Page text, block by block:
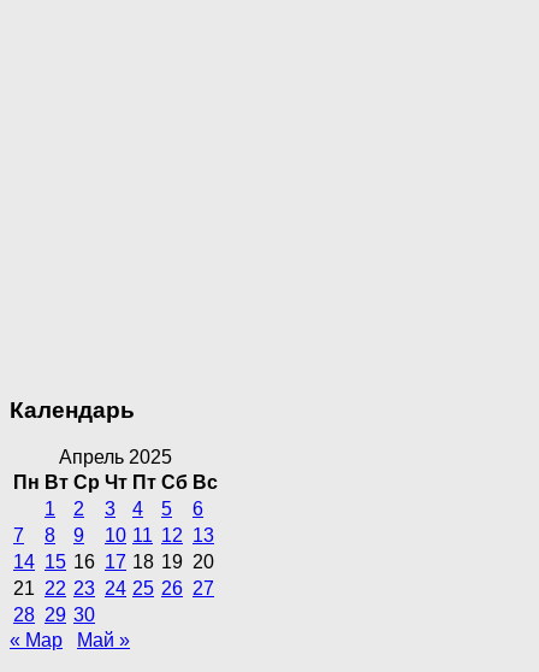
Календарь
Апрель 2025
Пн Вт Ср Чт Пт Сб Вс
1
2 3 4 5
6
7
8 9 10 11 12 13
14 15 16 17 18 19 20
21 22 23 24 25 26 27
28 29 30
« Мар
Май »